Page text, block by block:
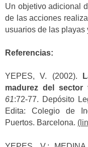
Un objetivo adicional
de las acciones
usuarios de las playas
Referencias:
YEPES, V. (2002).
madurez del sector
61:72-77. Depósito
Edita: Colegio de
Puertos. Barcelona.